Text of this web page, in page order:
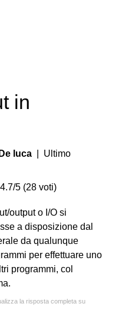
in
luca | Ultimo
5 (28 voti)
output o I/O si
a disposizione dal
da qualunque
per effettuare uno
programmi, col
la risposta completa su